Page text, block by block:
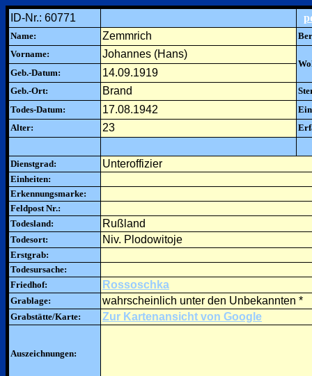
ID-Nr.: 60771
Name: Zemmrich
Vorname:
Johannes (Hans)
Geb.-Datum:
14.09.1919
Geb.-Ort: Brand
Todes-Datum:
17.08.1942
Alter:
23
Dienstgrad: Unteroffizier
Einheiten:
Erkennungsmarke:
Feldpost Nr.:
Todesland:
Rußland
Todesort: Niv. Plodowitoje
Erstgrab:
Todesursache:
Friedhof:
Rossoschka
Grablage: wahrscheinlich unter den Unbekannten *
Grabstätte/Karte: Zur Kartenansicht von Google
Auszeichnungen: